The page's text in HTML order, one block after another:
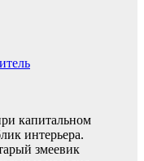
капитальном
интерьера.
змеевик